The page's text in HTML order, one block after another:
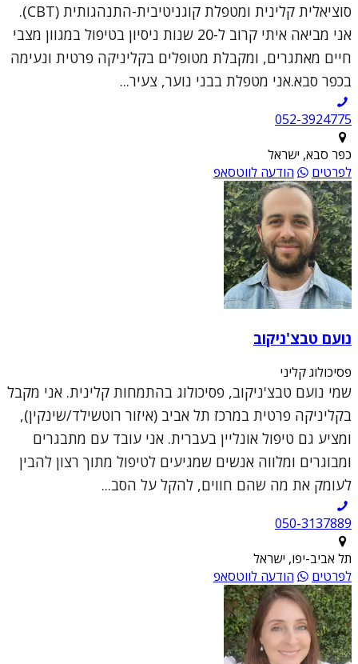
סוציאלית קלינית ומטפלת קוגניטיבית-התנהגותית (CBT).
אני מביאה איתי קרוב ל-20 שנות ניסיון בטיפול במגוון מצבי
חיים מאתגרים, ומקבלת מטופלים בקליניקה פרטית ונעימה
בכפר סבא.אני מטפלת בבני נוער, צעיר...
052-3924775
כפר סבא, ישראל
לפרטים
הודעה לווטסאפ
נועם טבצ'ניקוב
פסיכולוג קליני
שמי נועם טבצ'ניקוב, פסיכולוג בהתמחות קלינית. אני מקבל
בקליניקה פרטית במרכז תל אביב (איזור רוטשילד/שינקין),
ומציע גם טיפול אונליין בעברית. אני עובד עם מתבגרים
ומבוגרים ומלווה אנשים שמגיעים לטיפול מתוך רצון להבין
לעומק את מה שהם חווים, להקל על הסב...
050-3137889
תל אביב-יפו, ישראל
לפרטים
הודעה לווטסאפ